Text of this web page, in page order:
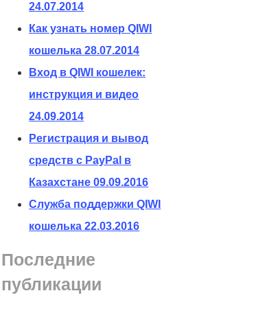
24.07.2014
Как узнать номер QIWI
кошелька 28.07.2014
Вход в QIWI кошелек:
инструкция и видео
24.09.2014
Регистрация и вывод
средств с PayPal в
Казахстане 09.09.2016
Служба поддержки QIWI
кошелька 22.03.2016
Последние
публикации